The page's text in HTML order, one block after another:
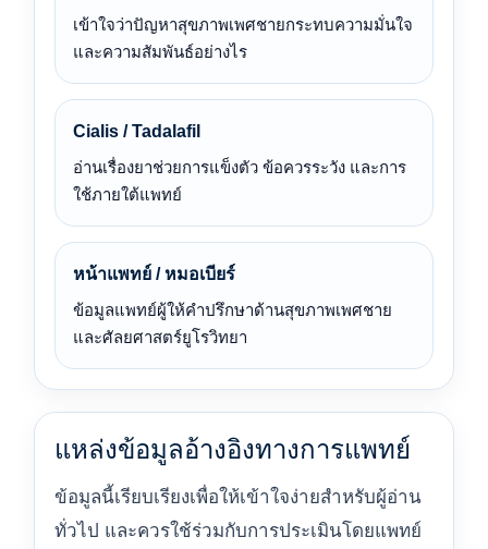
เข้าใจว่าปัญหาสุขภาพเพศชายกระทบความมั่นใจ
และความสัมพันธ์อย่างไร
Cialis / Tadalafil
อ่านเรื่องยาช่วยการแข็งตัว ข้อควรระวัง และการ
ใช้ภายใต้แพทย์
หน้าแพทย์ / หมอเบียร์
ข้อมูลแพทย์ผู้ให้คำปรึกษาด้านสุขภาพเพศชาย
และศัลยศาสตร์ยูโรวิทยา
แหล่งข้อมูลอ้างอิงทางการแพทย์
ข้อมูลนี้เรียบเรียงเพื่อให้เข้าใจง่ายสำหรับผู้อ่าน
ทั่วไป และควรใช้ร่วมกับการประเมินโดยแพทย์